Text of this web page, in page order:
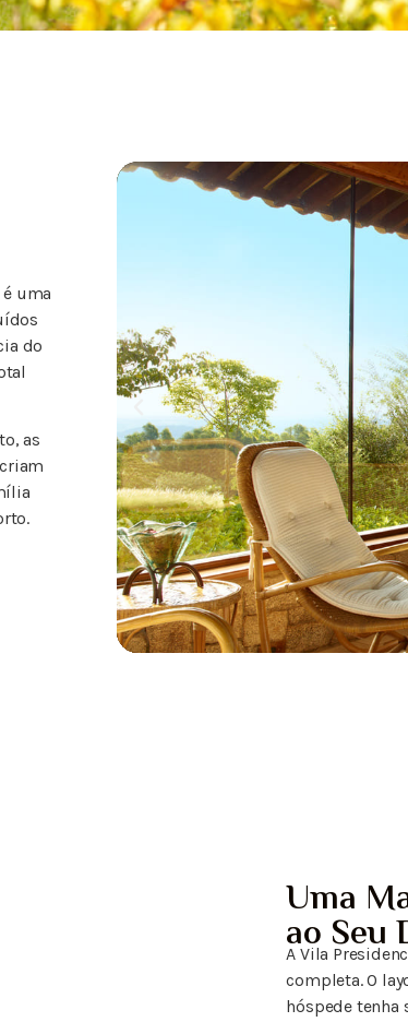
uma
do
as
Uma
ao Seu
A Vila
completa. O
hóspede tenha